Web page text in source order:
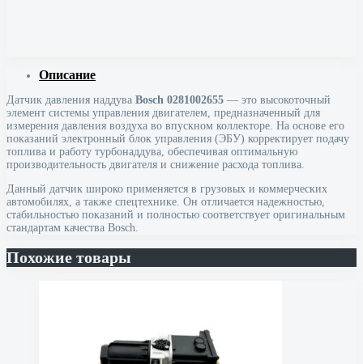
Описание
Датчик давления наддува Bosch 0281002655 — это высокоточный
элемент системы управления двигателем, предназначенный для
измерения давления воздуха во впускном коллекторе. На основе его
показаний электронный блок управления (ЭБУ) корректирует подачу
топлива и работу турбонаддува, обеспечивая оптимальную
производительность двигателя и снижение расхода топлива.
Данный датчик широко применяется в грузовых и коммерческих
автомобилях, а также спецтехнике. Он отличается надежностью,
стабильностью показаний и полностью соответствует оригинальным
стандартам качества Bosch.
Похожие товары